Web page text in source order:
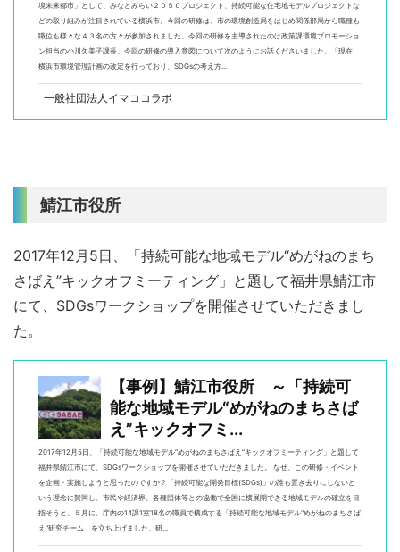
境未来都市」として、みなとみらい２０５０プロジェクト、持続可能な住宅地モデルプロジェクトな
どの取り組みが注目されている横浜市。今回の研修は、市の環境創造局をはじめ関係部局から職種も
職位も様々な４３名の方々が参加されました。今回の研修を主導されたのは政策課環境プロモーショ
ン担当の小川久美子課長。今回の研修の導入意図について次のようにお話くださいました。「現在、
横浜市環境管理計画の改定を行っており、SDGsの考え方...
一般社団法人イマココラボ
鯖江市役所
2017年12月5日、「持続可能な地域モデル“めがねのまち
さばえ”キックオフミーティング」と題して福井県鯖江市
にて、SDGsワークショップを開催させていただきまし
た。
【事例】鯖江市役所 ～「持続可
能な地域モデル“めがねのまちさば
え”キックオフミ...
2017年12月5日、「持続可能な地域モデル“めがねのまちさばえ”キックオフミーティング」と題して
福井県鯖江市にて、SDGsワークショップを開催させていただきました。 なぜ、この研修・イベント
を企画・実施しようと思ったのですか？「持続可能な開発目標(SDGs)」の誰も置き去りにしないと
いう理念に賛同し、市民や経済界、各種団体等との協働で全国に横展開できる地域モデルの確立を目
指そうと、５月に、庁内の14課1室18名の職員で構成する「持続可能な地域モデル"めがねのまちさば
え"研究チーム」を立ち上げました。研...